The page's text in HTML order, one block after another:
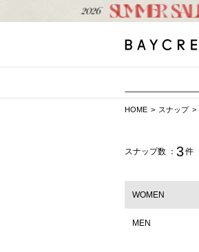
HOME スナップ
スナップ数 ： 3件
WOMEN
MEN